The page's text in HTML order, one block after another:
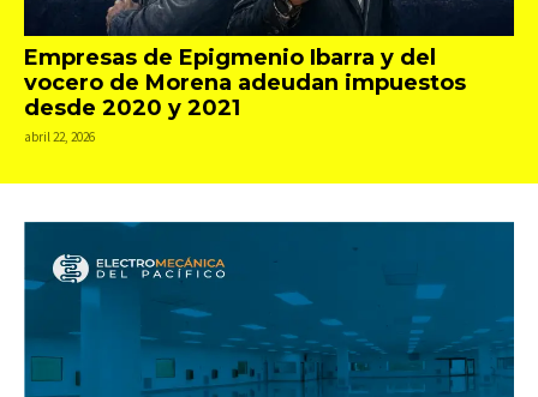
Empresas de Epigmenio Ibarra y del
vocero de Morena adeudan impuestos
desde 2020 y 2021
abril 22, 2026